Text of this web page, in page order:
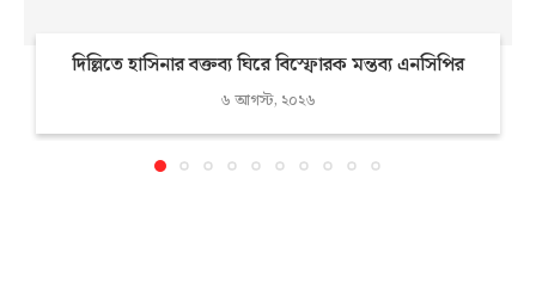
দিল্লিতে হাসিনার বক্তব্য ঘিরে বিস্ফোরক মন্তব্য এনসিপির
৬ আগস্ট, ২০২৬